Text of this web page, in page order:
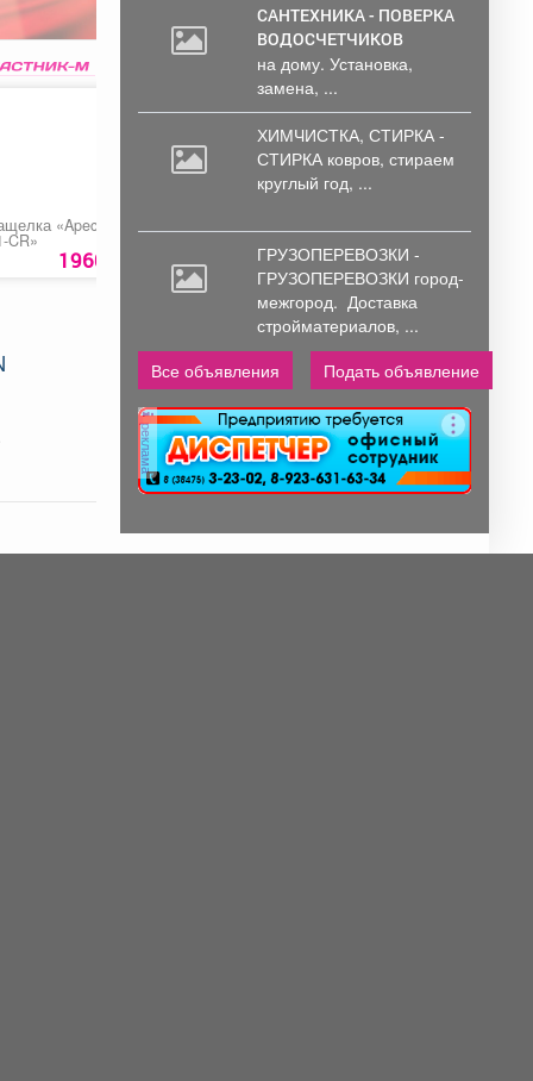
«Apecs 6072-
CR»
1960 руб. 102790руб правый
САНТЕХНИКА - ПОВЕРКА
ВОДОСЧЕТЧИКОВ
на дому. Установка,
замена, ...
ХИМЧИСТКА, СТИРКА -
СТИРКА ковров, стираем
круглый год, ...
ГРУЗОПЕРЕВОЗКИ -
ГРУЗОПЕРЕВОЗКИ город-
межгород. Доставка
стройматериалов, ...
Все объявления
Подать объявление
реклама